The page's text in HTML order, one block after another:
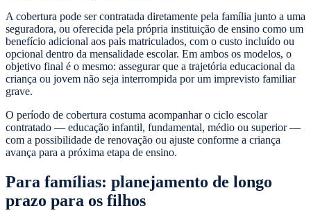
A cobertura pode ser contratada diretamente pela família junto a uma
seguradora, ou oferecida pela própria instituição de ensino como um
benefício adicional aos pais matriculados, com o custo incluído ou
opcional dentro da mensalidade escolar. Em ambos os modelos, o
objetivo final é o mesmo: assegurar que a trajetória educacional da
criança ou jovem não seja interrompida por um imprevisto familiar
grave.
O período de cobertura costuma acompanhar o ciclo escolar
contratado — educação infantil, fundamental, médio ou superior —
com a possibilidade de renovação ou ajuste conforme a criança
avança para a próxima etapa de ensino.
Para famílias: planejamento de longo
prazo para os filhos